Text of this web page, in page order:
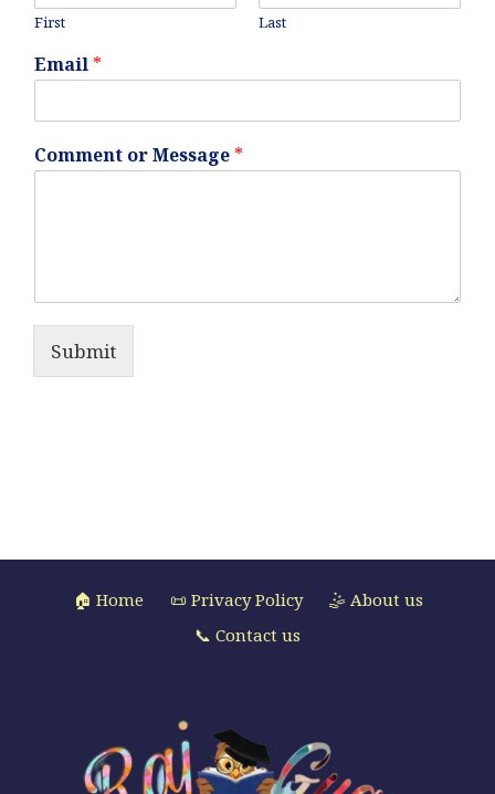
First Last
Email *
Comment or Message *
Submit
🏠 Home 📜 Privacy Policy
🤹 About us
📞 Contact us